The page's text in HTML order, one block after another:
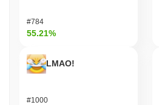
#784
55.21%
LMAO!
#1000